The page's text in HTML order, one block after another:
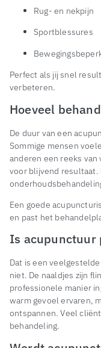
Rug- en nekpijn
Sportblessures
Perfect als jij snel
verbeteren.
Hoeveel
De duur van een
Sommige mensen
anderen een reeks
voor blijvend resultaat.
Een goede
en past het
Is acupunctuur
Dat is een
niet. De naaldjes zijn
professionele manier
warm gevoel ervaren,
ontspannen. Veel
behandeling.